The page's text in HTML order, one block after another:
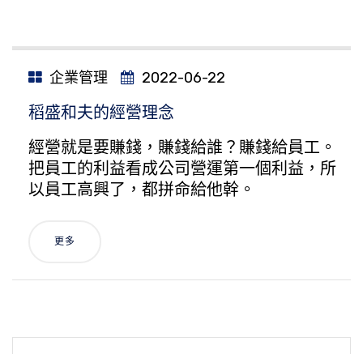
企業管理 2022-06-22
稻盛和夫的經營理念
經營就是要賺錢，賺錢給誰？賺錢給員工。
把員工的利益看成公司營運第一個利益，所
以員工高興了，都拼命給他幹。
更多